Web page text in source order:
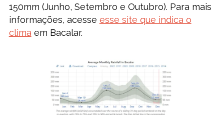
150mm (Junho, Setembro e Outubro). Para mais
informações, acesse esse site que indica o
clima em Bacalar.